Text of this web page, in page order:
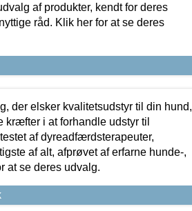
af produkter, kendt for deres
råd. Klik her for at se deres
der elsker kvalitetsudstyr til din hund,
i at forhandle udstyr til
af dyreadfærdsterapeuter,
af alt, afprøvet af erfarne hunde-,
at se deres udvalg.